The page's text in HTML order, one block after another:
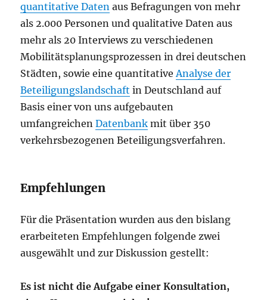
quantitative Daten aus Befragungen von mehr
als 2.000 Personen und qualitative Daten aus
mehr als 20 Interviews zu verschiedenen
Mobilitätsplanungsprozessen in drei deutschen
Städten, sowie eine quantitativeAnalyse der
Beteiligungslandschaft in Deutschland auf
Basis einer von uns aufgebauten
umfangreichenDatenbank mit über 350
verkehrsbezogenen Beteiligungsverfahren.
Empfehlungen
Für die Präsentation wurden aus den bislang
erarbeiteten Empfehlungen folgende zwei
ausgewählt und zur Diskussion gestellt:
Es ist nicht die Aufgabe einer Konsultation,